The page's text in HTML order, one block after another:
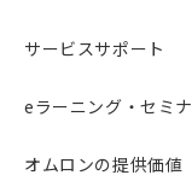
サービスサポート
eラーニング・セミナ
オムロンの提供価値